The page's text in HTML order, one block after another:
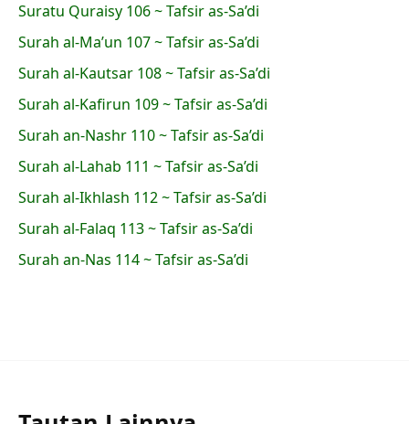
Suratu Quraisy 106 ~ Tafsir as-Sa’di
Surah al-Ma’un 107 ~ Tafsir as-Sa’di
Surah al-Kautsar 108 ~ Tafsir as-Sa’di
Surah al-Kafirun 109 ~ Tafsir as-Sa’di
Surah an-Nashr 110 ~ Tafsir as-Sa’di
Surah al-Lahab 111 ~ Tafsir as-Sa’di
Surah al-Ikhlash 112 ~ Tafsir as-Sa’di
Surah al-Falaq 113 ~ Tafsir as-Sa’di
Surah an-Nas 114 ~ Tafsir as-Sa’di